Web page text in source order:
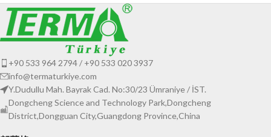
+90 533 964 2794 / +90 533 020 3937
info@termaturkiye.com
Y.Dudullu Mah. Bayrak Cad. No:30/23 Ümraniye / İST.
Dongcheng Science and Technology Park,Dongcheng
District,Dongguan City,Guangdong Province,China